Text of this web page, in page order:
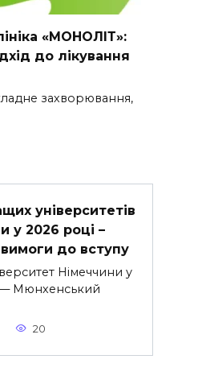
«МОНОЛІТ»:
до лікування
захворювання,
університетів
у 2026 році –
до вступу
Німеччини у
— Мюнхенський
20